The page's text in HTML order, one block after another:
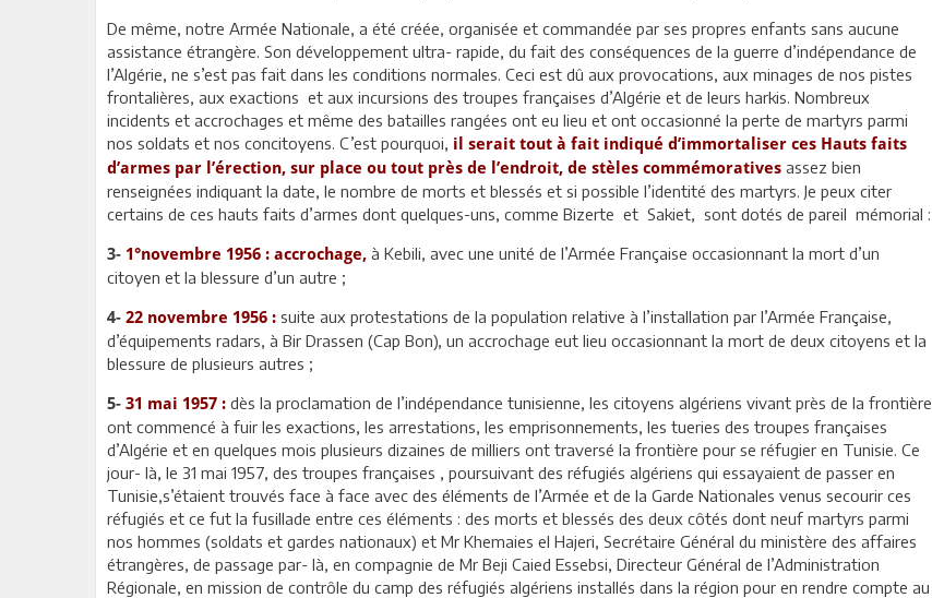
De même, notre Armée Nationale, a été créée, organisée et commandée par ses propres enfants sans aucune
assistance étrangère. Son développement ultra- rapide, du fait des conséquences de la guerre d’indépendance de
l’Algérie, ne s’est pas fait dans les conditions normales. Ceci est dû aux provocations, aux minages de nos pistes
frontalières, aux exactions et aux incursions des troupes françaises d’Algérie et de leurs harkis. Nombreux
incidents et accrochages et même des batailles rangées ont eu lieu et ont occasionné la perte de martyrs parmi
nos soldats et nos concitoyens. C’est pourquoi, il serait tout à fait indiqué d’immortaliser ces Hauts faits
d’armes par l’érection, sur place ou tout près de l’endroit, de stèles commémoratives assez bien
renseignées indiquant la date, le nombre de morts et blessés et si possible l’identité des martyrs. Je peux citer
certains de ces hauts faits d’armes dont quelques-uns, comme Bizerte et Sakiet, sont dotés de pareil mémorial :
3- 1°novembre 1956 : accrochage, à Kebili, avec une unité de l’Armée Française occasionnant la mort d’un
citoyen et la blessure d’un autre ;
4- 22 novembre 1956 : suite aux protestations de la population relative à l’installation par l’Armée Française,
d’équipements radars, à Bir Drassen (Cap Bon), un accrochage eut lieu occasionnant la mort de deux citoyens et la
blessure de plusieurs autres ;
5- 31 mai 1957 : dès la proclamation de l’indépendance tunisienne, les citoyens algériens vivant près de la frontière
ont commencé à fuir les exactions, les arrestations, les emprisonnements, les tueries des troupes françaises
d’Algérie et en quelques mois plusieurs dizaines de milliers ont traversé la frontière pour se réfugier en Tunisie. Ce
jour- là, le 31 mai 1957, des troupes françaises , poursuivant des réfugiés algériens qui essayaient de passer en
Tunisie,s’étaient trouvés face à face avec des éléments de l’Armée et de la Garde Nationales venus secourir ces
réfugiés et ce fut la fusillade entre ces éléments : des morts et blessés des deux côtés dont neuf martyrs parmi
nos hommes (soldats et gardes nationaux) et Mr Khemaies el Hajeri, Secrétaire Général du ministère des affaires
étrangères, de passage par- là, en compagnie de Mr Beji Caied Essebsi, Directeur Général de l’Administration
Régionale, en mission de contrôle du camp des réfugiés algériens installés dans la région pour en rendre compte au